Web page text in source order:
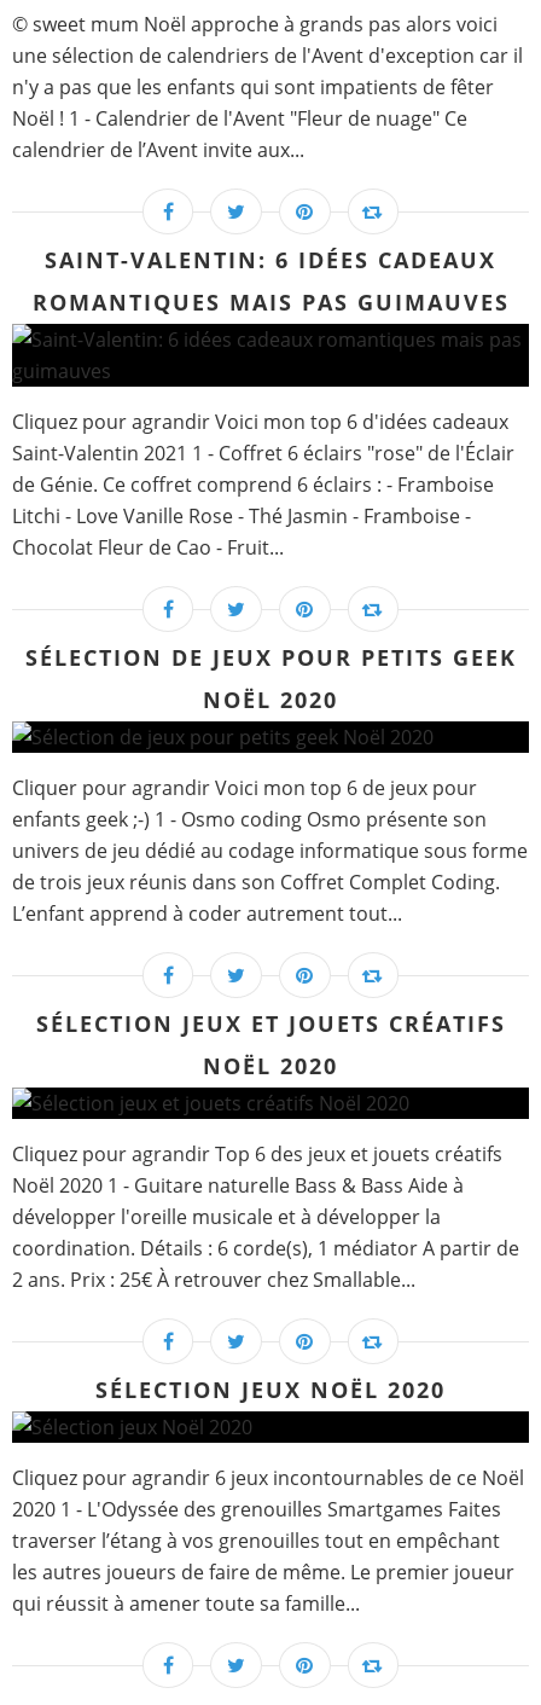
© sweet mum Noël approche à grands pas alors voici
une sélection de calendriers de l'Avent d'exception car il
n'y a pas que les enfants qui sont impatients de fêter
Noël ! 1 - Calendrier de l'Avent "Fleur de nuage" Ce
calendrier de l’Avent invite aux...
SAINT-VALENTIN: 6 IDÉES CADEAUX
ROMANTIQUES MAIS PAS GUIMAUVES
Cliquez pour agrandir Voici mon top 6 d'idées cadeaux
Saint-Valentin 2021 1 - Coffret 6 éclairs "rose" de l'Éclair
de Génie. Ce coffret comprend 6 éclairs : - Framboise
Litchi - Love Vanille Rose - Thé Jasmin - Framboise -
Chocolat Fleur de Cao - Fruit...
SÉLECTION DE JEUX POUR PETITS GEEK
NOËL 2020
Cliquer pour agrandir Voici mon top 6 de jeux pour
enfants geek ;-) 1 - Osmo coding Osmo présente son
univers de jeu dédié au codage informatique sous forme
de trois jeux réunis dans son Coffret Complet Coding.
L’enfant apprend à coder autrement tout...
SÉLECTION JEUX ET JOUETS CRÉATIFS
NOËL 2020
Cliquez pour agrandir Top 6 des jeux et jouets créatifs
Noël 2020 1 - Guitare naturelle Bass & Bass Aide à
développer l'oreille musicale et à développer la
coordination. Détails : 6 corde(s), 1 médiator A partir de
2 ans. Prix : 25€ À retrouver chez Smallable...
SÉLECTION JEUX NOËL 2020
Cliquez pour agrandir 6 jeux incontournables de ce Noël
2020 1 - L'Odyssée des grenouilles Smartgames Faites
traverser l’étang à vos grenouilles tout en empêchant
les autres joueurs de faire de même. Le premier joueur
qui réussit à amener toute sa famille...